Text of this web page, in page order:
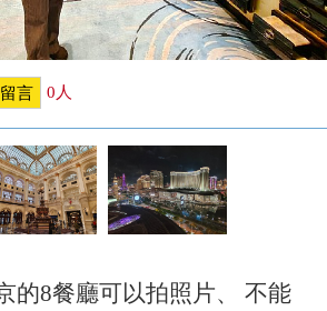
留言 0 人
的8餐廳可以拍照片、 不能